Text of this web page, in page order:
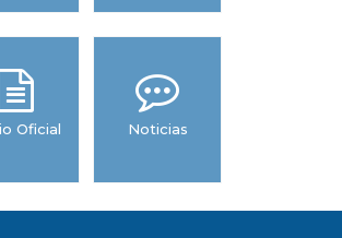
Oficial Noticias